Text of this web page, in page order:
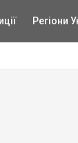
Регіони